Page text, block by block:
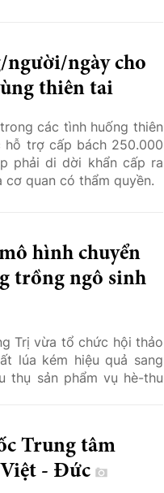
người/ngày cho
thiên tai
các tình huống thiên
hỗ trợ cấp bách 250.000
phải di dời khẩn cấp ra
quan có thẩm quyền.
hình chuyển
trồng ngô sinh
Trị vừa tổ chức hội thảo
lúa kém hiệu quả sang
thụ sản phẩm vụ hè-thu
Trung tâm
- Đức